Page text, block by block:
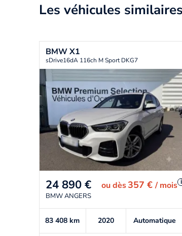
Les véhicules similaires
BMWX1
sDrive16dA 116ch M Sport DKG7
24 890 € oudès357 €/ mois i
BMW ANGERS
83 408km 2020 Automatique